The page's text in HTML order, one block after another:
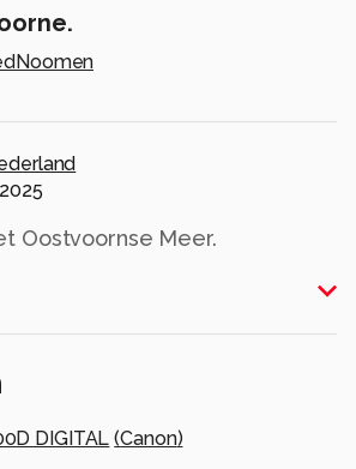
Oostvoornse Meer.
DIGITAL (Canon)